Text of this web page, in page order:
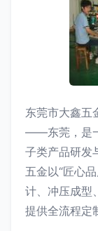
东莞市大鑫五
——东莞，是
子类产品研发
五金以“匠心
计、冲压成型
提供全流程定